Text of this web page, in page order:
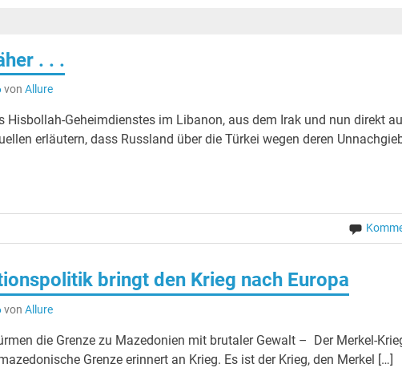
. . .
von Allure
Hisbollah-Geheimdienstes im Libanon, aus dem Irak und nun direkt
erläutern, dass Russland über die Türkei wegen deren
bringt den Krieg nach Europa
von Allure
die Grenze zu Mazedonien mit brutaler Gewalt – Der Merkel-
Grenze erinnert an Krieg. Es ist der Krieg, den Merkel […]